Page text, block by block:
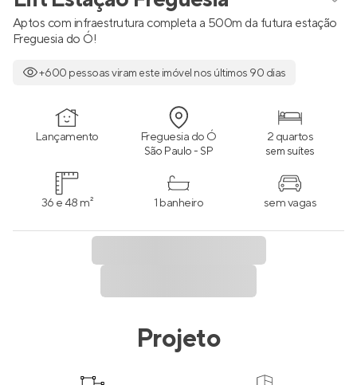
Aptos com infraestrutura completa a 500m da futura estação
Freguesia do Ó!
+600 pessoas viram este imóvel nos últimos 90 dias
Lançamento Freguesia do Ó
São Paulo - SP
2 quartos
sem suítes
36 e 48 m² 1 banheiro sem vagas
Projeto